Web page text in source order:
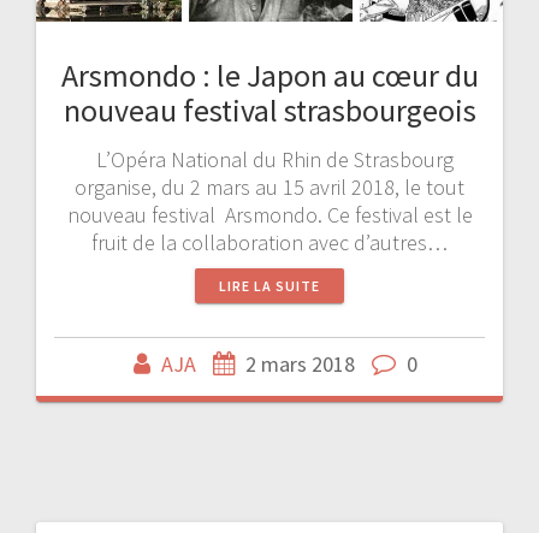
Arsmondo : le Japon au cœur du
nouveau festival strasbourgeois
L’Opéra National du Rhin de Strasbourg
organise, du 2 mars au 15 avril 2018, le tout
nouveau festival Arsmondo. Ce festival est le
fruit de la collaboration avec d’autres…
LIRE LA SUITE
AJA 2 mars 2018 0